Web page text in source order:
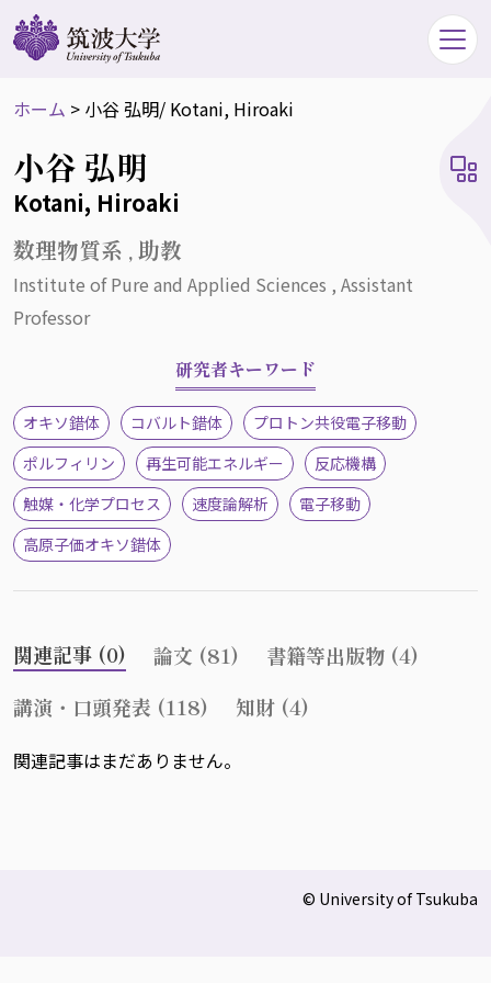
ホーム > 小谷 弘明/ Kotani, Hiroaki
小谷 弘明
Kotani, Hiroaki
数理物質系 , 助教
Institute of Pure and Applied Sciences , Assistant
Professor
研究者キーワード
オキソ錯体 コバルト錯体
プロトン共役電子移動
ポルフィリン
再生可能エネルギー
反応機構
触媒・化学プロセス
速度論解析
電子移動
高原子価オキソ錯体
関連記事 (0) 論文 (81)
書籍等出版物 (4)
講演・口頭発表 (118)
知財 (4)
関連記事はまだありません。
© University of Tsukuba